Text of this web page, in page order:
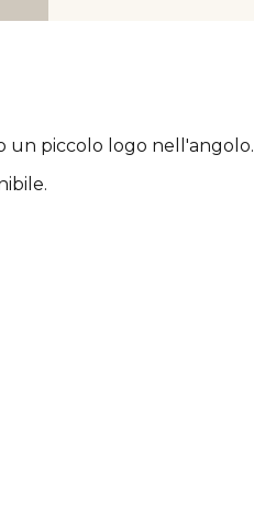
un piccolo logo nell'angolo.